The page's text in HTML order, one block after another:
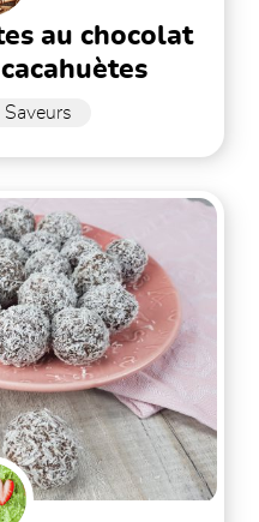
Saveurs